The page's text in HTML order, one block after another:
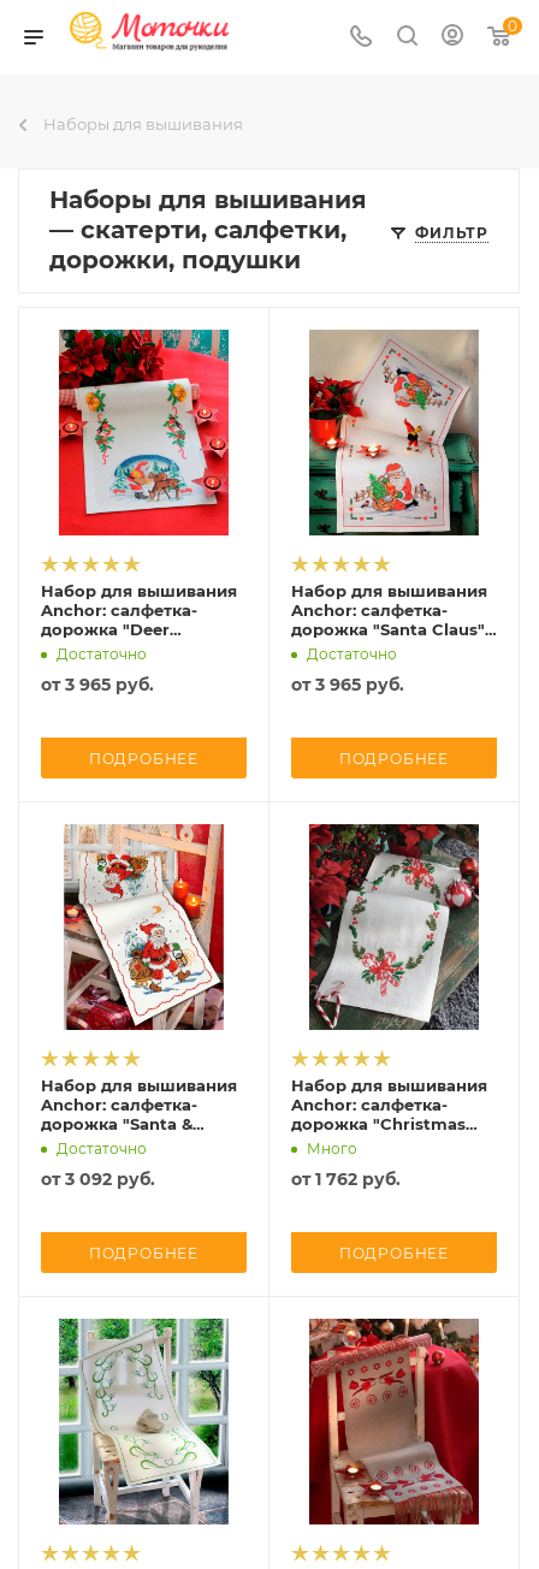
0
Наборы для вышивания
ФИЛЬТР
Наборы для вышивания
— скатерти, салфетки,
дорожки, подушки
Набор для вышивания
Anchor: салфетка-
дорожка "Deer
Suppers" 40*100 см,
MEZ Венгрия, 9240000-
03505
Достаточно
от3 965 руб.
ПОДРОБНЕЕ
Набор для вышивания
Anchor: салфетка-
дорожка "Santa Claus",
MEZ Венгрия, 9240000-
02507
Достаточно
от3 965 руб.
ПОДРОБНЕЕ
Набор для вышивания
Anchor: салфетка-
дорожка "Santa &
Sledge", MEZ Венгрия,
9240000-02502
Достаточно
от3 092 руб.
ПОДРОБНЕЕ
Набор для вышивания
Anchor: салфетка-
дорожка "Christmas
Candy" 27*80 см, MEZ
03530
Много
от1 762 руб.
ПОДРОБНЕЕ